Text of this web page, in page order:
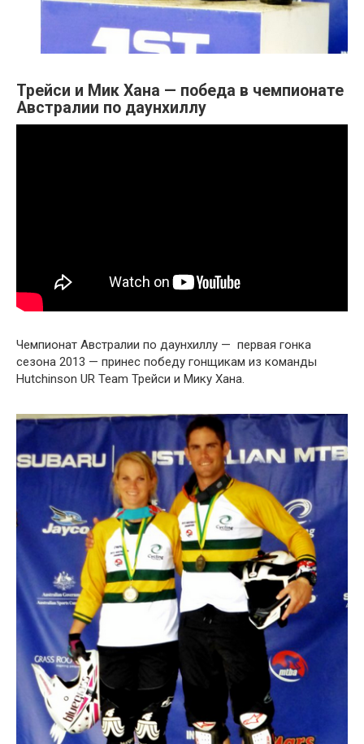
Трейси и Мик Хана — победа в чемпионате
Австралии по даунхиллу
Чемпионат Австралии по даунхиллу — первая гонка
сезона 2013 — принес победу гонщикам из команды
Hutchinson UR Team Трейси и Мику Хана.